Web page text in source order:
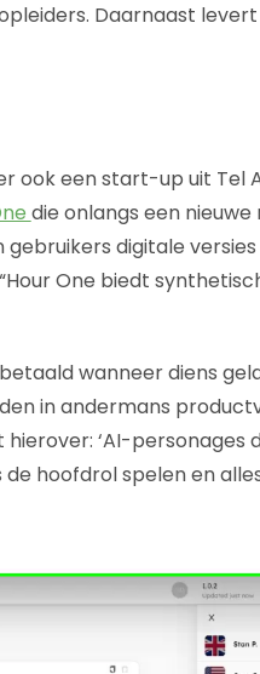
Daarnaast levert
ook een start-up uit Tel
die onlangs een nieuwe
digitale
One biedt
wanneer diens
in andermans
‘AI-personages
hoofdrol spelen en